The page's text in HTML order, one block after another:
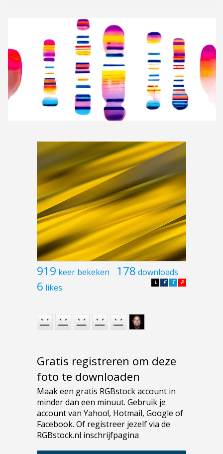
919 keer bekeken 178 downloads
6 likes P
T
F
L
Gratis registreren om deze
foto te downloaden